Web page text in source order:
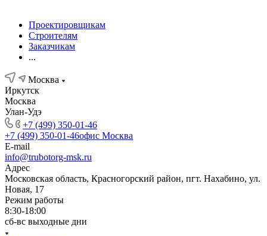
Проектировщикам
Строителям
Заказчикам
...
Москва
Иркутск
Москва
Улан-Удэ
+7 (499) 350-01-46
+7 (499) 350-01-46офис Москва
E-mail
info@trubotorg-msk.ru
Адрес
Московская область, Красногорский район, пгт. Нахабино, ул.
Новая, 17
Режим работы
8:30-18:00
сб-вс выходные дни